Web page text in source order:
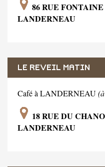
86 RUE
LANDERNEAU
LE REVEIL MATIN
Café à LANDERNEAU
18 RUE DU
LANDERNEAU